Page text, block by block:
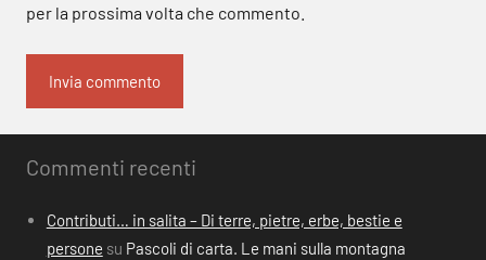
per la prossima volta che commento.
Commenti recenti
Contributi… in salita – Di terre, pietre, erbe, bestie e
persone su Pascoli di carta. Le mani sulla montagna